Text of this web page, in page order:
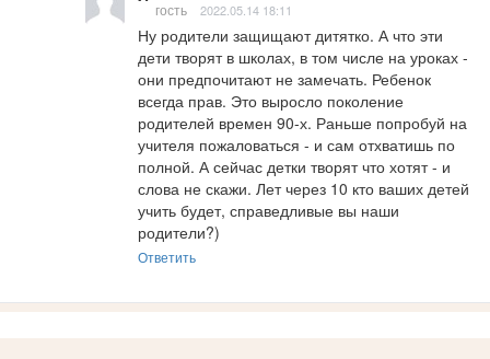
гость 2022.05.14 18:11
Ну родители защищают дитятко. А что эти
дети творят в школах, в том числе на уроках -
они предпочитают не замечать. Ребенок
всегда прав. Это выросло поколение
родителей времен 90-х. Раньше попробуй на
учителя пожаловаться - и сам отхватишь по
полной. А сейчас детки творят что хотят - и
слова не скажи. Лет через 10 кто ваших детей
учить будет, справедливые вы наши
родители?)
Ответить